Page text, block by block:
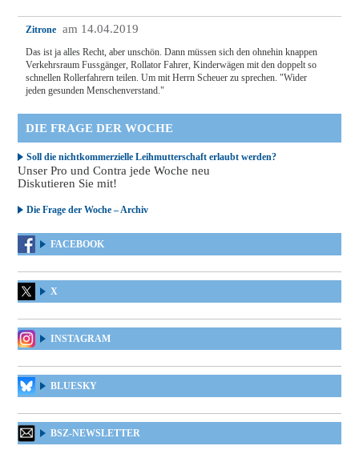
Zitrone am 14.04.2019
Das ist ja alles Recht, aber unschön. Dann müssen sich den ohnehin knappen
Verkehrsraum Fussgänger, Rollator Fahrer, Kinderwägen mit den doppelt so
schnellen Rollerfahrern teilen. Um mit Herrn Scheuer zu sprechen. "Wider
jeden gesunden Menschenverstand."
DIE FRAGE DER WOCHE
Soll die nichtkommerzielle Leihmutterschaft erlaubt werden?
Unser Pro und Contra jede Woche neu
Diskutieren Sie mit!
Die Frage der Woche – Archiv
FACEBOOK
X
INSTAGRAM
BLUESKY
BSZ-NEWSLETTER